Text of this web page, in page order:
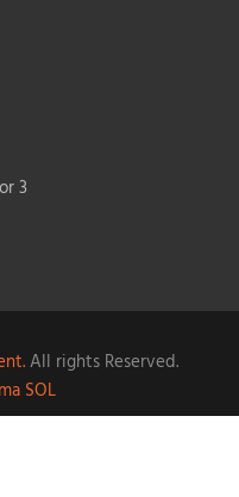
3
All rights Reserved.
SOL